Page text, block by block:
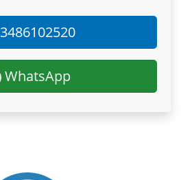
3486102520
WhatsApp